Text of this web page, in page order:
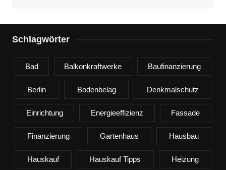
Schlagwörter
Bad Balkonkraftwerke Baufinanzierung
Berlin Bodenbelag Denkmalschutz
Einrichtung Energieeffizienz Fassade
Finanzierung Gartenhaus Hausbau
Hauskauf Hauskauf Tipps Heizung